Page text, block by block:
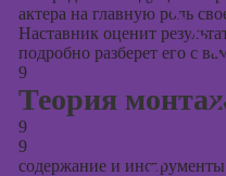
актера на главную роль
Наставник оценит
подробно разберет его с
9
Теория
9
9
содержание и инструменты